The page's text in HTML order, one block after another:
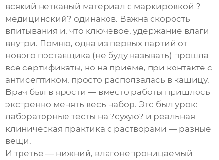
всякий нетканый материал с маркировкой ?
медицинский? одинаков. Важна скорость
впитывания и, что ключевое, удержание влаги
внутри. Помню, одна из первых партий от
нового поставщика (не буду называть) прошла
все сертификаты, но на приёме, при контакте с
антисептиком, просто расползалась в кашицу.
Врач был в ярости — вместо работы пришлось
экстренно менять весь набор. Это был урок:
лабораторные тесты на ?сухую? и реальная
клиническая практика с растворами — разные
вещи.
И третье — нижний, влагонепроницаемый